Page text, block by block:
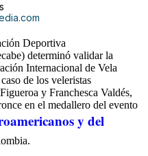
Deportiva
determinó validar la
Internacional de Vela
de los veleristas
y Franchesca Valdés,
en el medallero del evento
y del